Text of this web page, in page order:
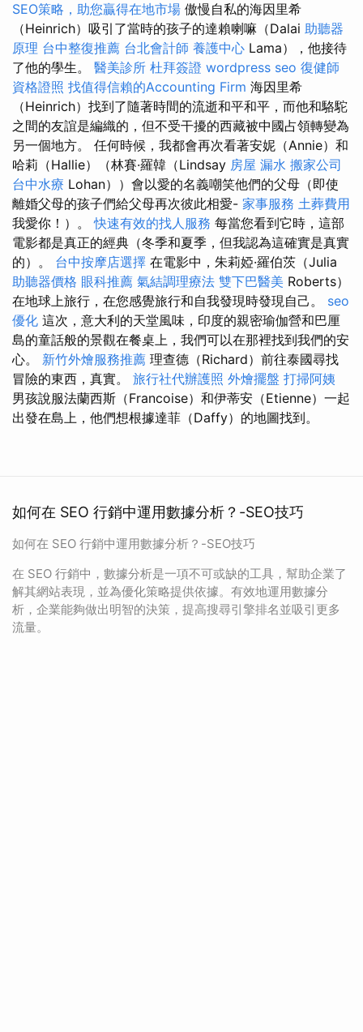
SEO策略，助您贏得在地市場 傲慢自私的海因里希
（Heinrich）吸引了當時的孩子的達賴喇嘛（Dalai 助聽器
原理 台中整復推薦 台北會計師 養護中心 Lama），他接待
了他的學生。 醫美診所 杜拜簽證 wordpress seo 復健師
資格證照 找值得信賴的Accounting Firm 海因里希
（Heinrich）找到了隨著時間的流逝和平和平，而他和駱駝
之間的友誼是編織的，但不受干擾的西藏被中國占領轉變為
另一個地方。 任何時候，我都會再次看著安妮（Annie）和
哈莉（Hallie）（林賽·羅韓（Lindsay 房屋 漏水 搬家公司
台中水療 Lohan））會以愛的名義嘲笑他們的父母（即使
離婚父母的孩子們給父母再次彼此相愛- 家事服務 土葬費用
我愛你！）。快速有效的找人服務 每當您看到它時，這部
電影都是真正的經典（冬季和夏季，但我認為這確實是真實
的）。 台中按摩店選擇 在電影中，朱莉婭·羅伯茨（Julia
助聽器價格 眼科推薦 氣結調理療法 雙下巴醫美 Roberts）
在地球上旅行，在您感覺旅行和自我發現時發現自己。 seo
優化 這次，意大利的天堂風味，印度的親密瑜伽營和巴厘
島的童話般的景觀在餐桌上，我們可以在那裡找到我們的安
心。 新竹外燴服務推薦 理查德（Richard）前往泰國尋找
冒險的東西，真實。 旅行社代辦護照 外燴擺盤 打掃阿姨
男孩說服法蘭西斯（Francoise）和伊蒂安（Etienne）一起
出發在島上，他們想根據達菲（Daffy）的地圖找到。
如何在 SEO 行銷中運用數據分析？-SEO技巧
如何在 SEO 行銷中運用數據分析？-SEO技巧
在 SEO 行銷中，數據分析是一項不可或缺的工具，幫助企業了
解其網站表現，並為優化策略提供依據。有效地運用數據分
析，企業能夠做出明智的決策，提高搜尋引擎排名並吸引更多
流量。